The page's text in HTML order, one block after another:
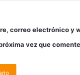
correo electrónico y
vez que